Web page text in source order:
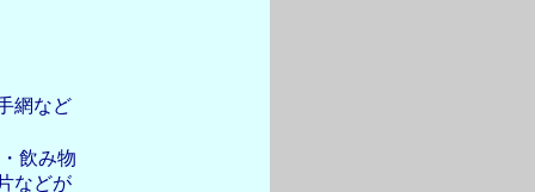
網など
飲み物
などが